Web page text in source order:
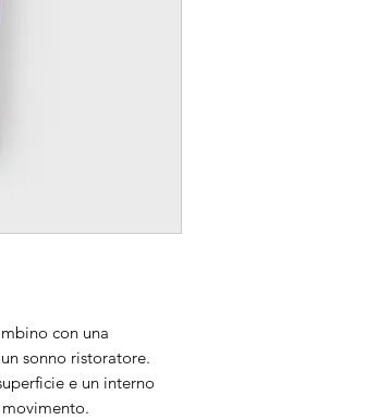
con una
sonno ristoratore.
e un interno